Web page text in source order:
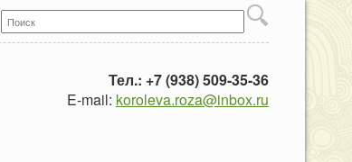
Форма поиска
Поиск
Тел.: +7 (938) 509-35-36
E-mail: koroleva.roza@inbox.ru